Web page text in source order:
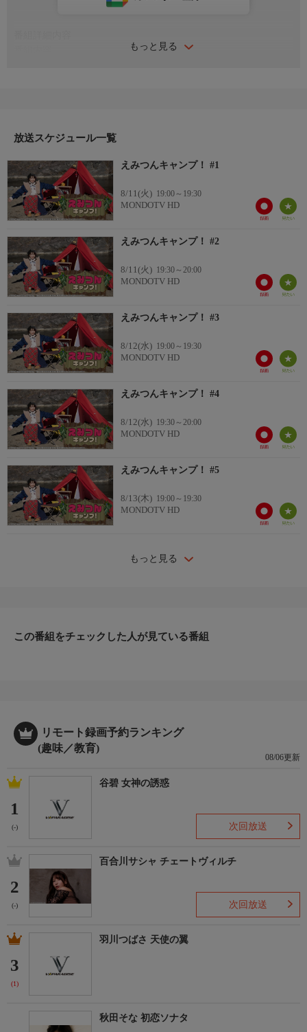
もっと見る
さんにキャンプの基礎を教わって、ゲストの徳井青空さんとキャ
まずはテント設営からスタート！
放送スケジュール一覧
えみつんキャンプ！ #1
8/11(火) 19:00～19:30
MONDOTV HD
えみつんキャンプ！ #2
8/11(火) 19:30～20:00
MONDOTV HD
えみつんキャンプ！ #3
8/12(水) 19:00～19:30
MONDOTV HD
えみつんキャンプ！ #4
8/12(水) 19:30～20:00
MONDOTV HD
えみつんキャンプ！ #5
8/13(木) 19:00～19:30
MONDOTV HD
もっと見る
この番組をチェックした人が見ている番組
リモート録画予約ランキング
(趣味／教育)
08/06更新
1
(-)
谷碧 女神の誘惑
次回放送
2
(-)
百合川サシャ チェートヴィルチ
次回放送
3
(1)
羽川つばさ 天使の翼
秋田そな 初恋ソナタ